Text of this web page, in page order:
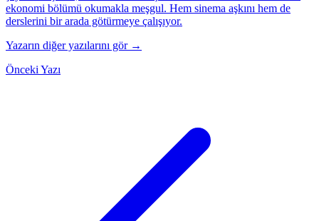
ekonomi bölümü okumakla meşgul. Hem sinema aşkını hem de
derslerini bir arada götürmeye çalışıyor.
Yazarın diğer yazılarını gör →
Önceki Yazı